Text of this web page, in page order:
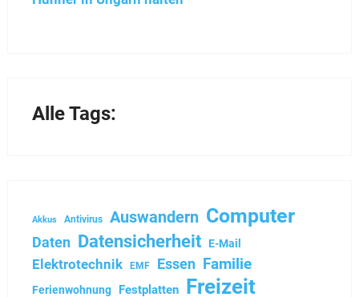
Alle Tags:
Akkus Antivirus Auswandern Computer
Daten Datensicherheit E-Mail
Elektrotechnik EMF Essen Familie
Ferienwohnung Festplatten Freizeit